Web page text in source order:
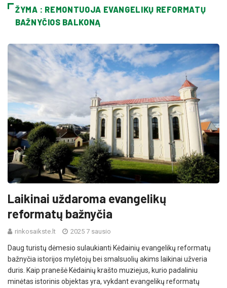
ŽYMA : REMONTUOJA EVANGELIKŲ REFORMATŲ
BAŽNYČIOS BALKONĄ
Laikinai uždaroma evangelikų
reformatų bažnyčia
rinkosaikste.lt 2025 7 sausio
Daug turistų dėmesio sulaukianti Kėdainių evangelikų reformatų
bažnyčia istorijos mylėtojų bei smalsuolių akims laikinai užveria
duris. Kaip pranešė Kėdainių krašto muziejus, kurio padaliniu
minėtas istorinis objektas yra, vykdant evangelikų reformatų